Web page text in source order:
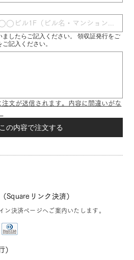
したらご記入ください。 領収証発行をご
記入ください。
文が送信されます。内容に間違いがな
の内容で注文する
Squareリンク決済）
ン決済ページへご案内いたします。
）